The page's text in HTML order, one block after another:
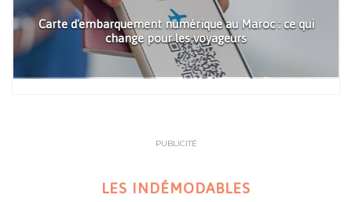
Carte d'embarquement numérique au Maroc : ce qui
change pour les voyageurs
PUBLICITÉ
LES INDÉMODABLES